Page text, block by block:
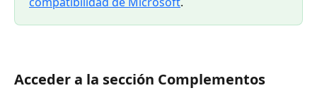
Acceder a la sección Complementos